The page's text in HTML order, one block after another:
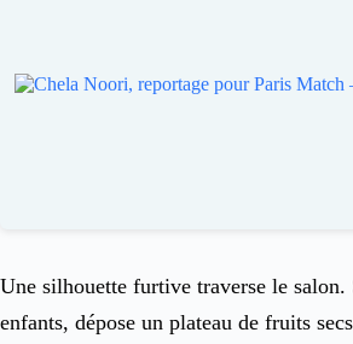
Une silhouette furtive traverse le salon.
enfants, dépose un plateau de fruits